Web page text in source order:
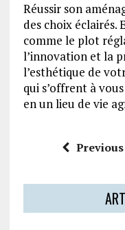
Réussir son
des choix
comme le plot
l’innovation et la
l’esthétique de
qui s’offrent à
en un lieu de vie